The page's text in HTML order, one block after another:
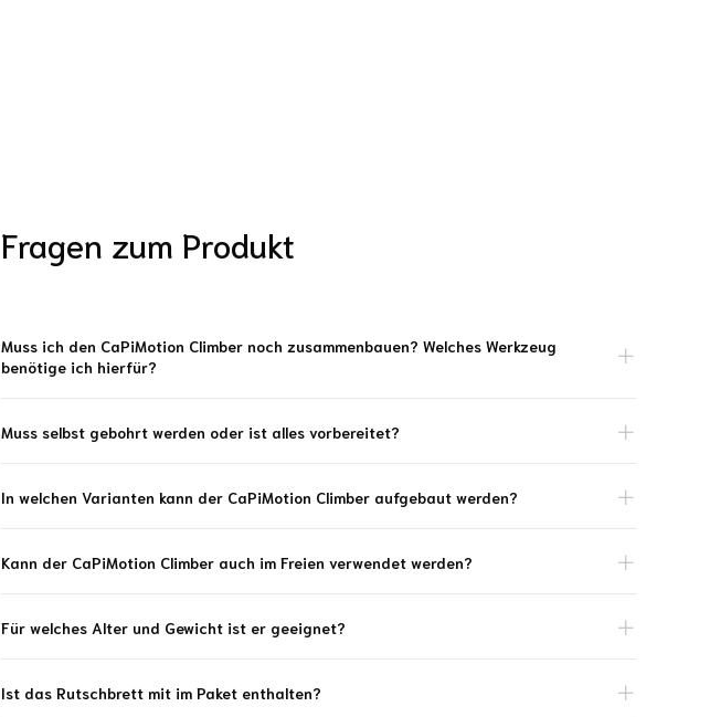
Fragen zum Produkt
Muss ich den CaPiMotion Climber noch zusammenbauen? Welches Werkzeug
benötige ich hierfür?
Muss selbst gebohrt werden oder ist alles vorbereitet?
In welchen Varianten kann der CaPiMotion Climber aufgebaut werden?
Kann der CaPiMotion Climber auch im Freien verwendet werden?
Für welches Alter und Gewicht ist er geeignet?
Ist das Rutschbrett mit im Paket enthalten?